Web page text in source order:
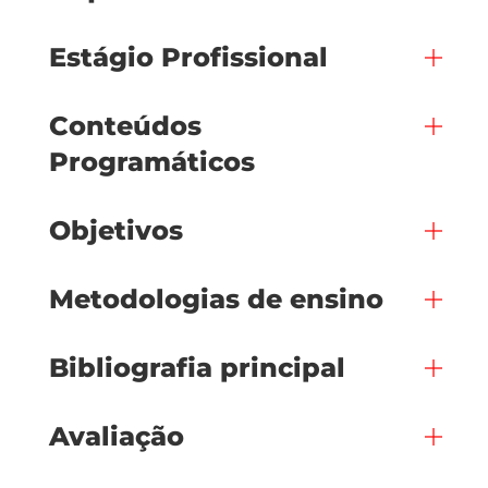
Estágio Profissional
Conteúdos
Programáticos
Objetivos
Metodologias de ensino
Bibliografia principal
Avaliação